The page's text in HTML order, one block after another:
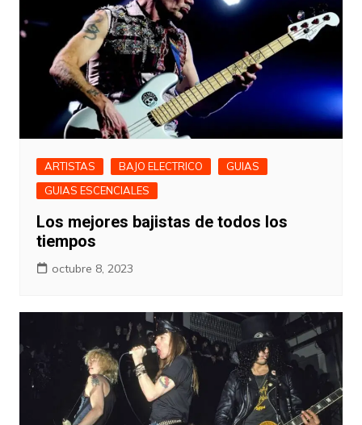
ARTISTAS BAJO ELECTRICO
GUIAS
GUIAS ESCENCIALES
Los mejores bajistas de todos los
tiempos
octubre 8, 2023